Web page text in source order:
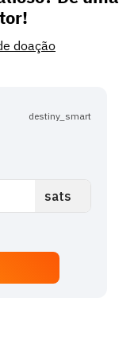
doação
destiny_smart